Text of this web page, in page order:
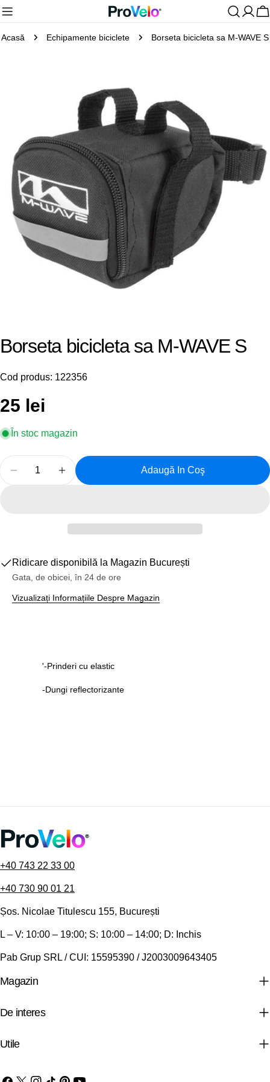
Sari
la
conținut
Acasă Echipamente biciclete Borseta bicicleta sa M-WAVE S
media 0 în mod modal
Borseta bicicleta sa M-WAVE S
Cod produs: 122356
Preț
obișnuit
25 lei
În stoc magazin
Reduceți Cantitatea Pentru Borseta Bicicleta Sa M-
Creșteți Cantitatea Pentru Borseta
Adaugă In Coş
Ridicare disponibilă la Magazin București
Gata, de obicei, în 24 de ore
Vizualizați Informațiile Despre Magazin
'-Prinderi cu elastic
-Dungi reflectorizante
+40 743 22 33 00
+40 730 90 01 21
Șos. Nicolae Titulescu 155, București
L – V: 10:00 – 19:00; S: 10:00 – 14:00; D: Inchis
Pab Grup SRL / CUI: 15595390 / J2003009643405
Magazin
De interes
Utile